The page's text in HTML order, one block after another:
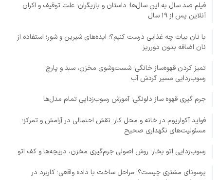
فیلم صد سال به این سال‌ها؛ داستان و بازیگران؛ علت توقیف و اکران
آنلاین پس از ۱۹ سال
با نان بیات چه غذایی درست کنیم؟؛ ایده‌های شیرین و شور؛ استفاده از
نان اضافه بدون دورریز
تمیز کردن قهوه‌ساز خانگی؛ شست‌وشوی مخزن، سبد و پارچ؛
رسوب‌زدایی مسیر گردش آب
جرم گیری قهوه ساز دلونگی؛ آموزش رسوب‌زدایی تمام مدل‌ها
فواید آکواریوم در خانه و محل کار؛ نقش احتمالی در آرامش و تمرکز؛
مسئولیت‌های نگهداری صحیح
رسوب‌زدایی اتو بخار؛ روش اصولی جرم‌گیری مخزن، دریچه‌ها و کف اتو
پرسونای مشتری چیست؟؛ مراحل ساخت با داده واقعی؛ کاربرد در